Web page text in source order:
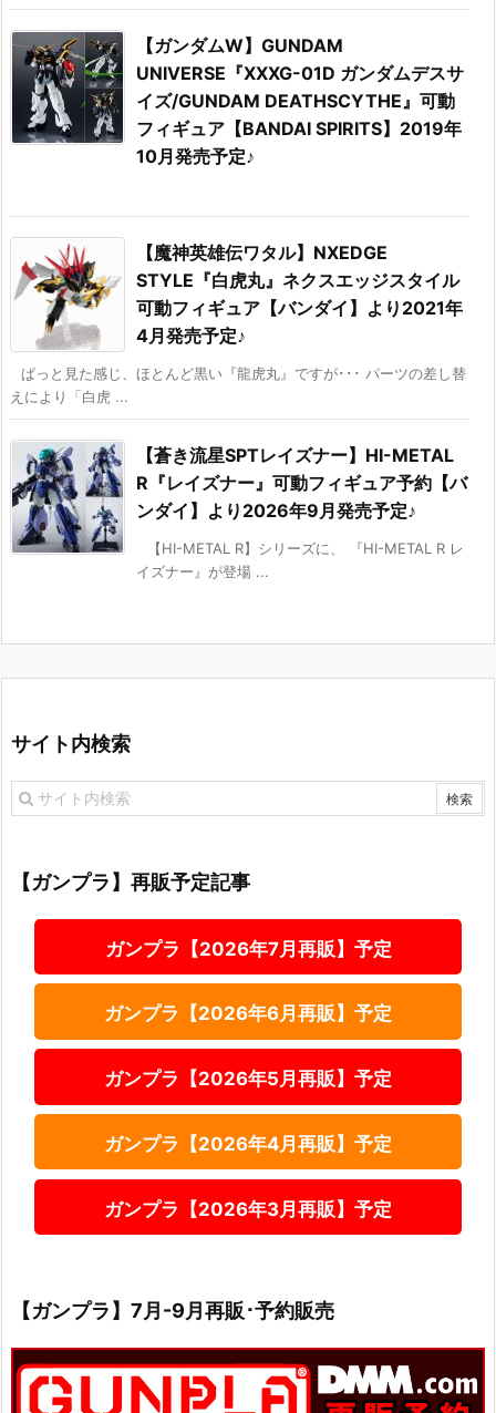
【ガンダムW】GUNDAM
UNIVERSE『XXXG-01D ガンダムデスサ
イズ/GUNDAM DEATHSCYTHE』可動
フィギュア【BANDAI SPIRITS】2019年
10月発売予定♪
【魔神英雄伝ワタル】NXEDGE
STYLE『白虎丸』ネクスエッジスタイル
可動フィギュア【バンダイ】より2021年
4月発売予定♪
ぱっと見た感じ、ほとんど黒い『龍虎丸』ですが･･･ パーツの差し替
えにより「白虎 ...
【蒼き流星SPTレイズナー】HI-METAL
R『レイズナー』可動フィギュア予約【バ
ンダイ】より2026年9月発売予定♪
【HI-METAL R】シリーズに、 『HI-METAL R レ
イズナー』が登場 ...
サイト内検索
【ガンプラ】再販予定記事
ガンプラ【2026年7月再販】予定
ガンプラ【2026年6月再販】予定
ガンプラ【2026年5月再販】予定
ガンプラ【2026年4月再販】予定
ガンプラ【2026年3月再販】予定
【ガンプラ】7月-9月再販･予約販売